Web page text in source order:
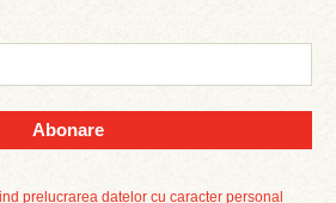
Abonare
prelucrarea datelor cu caracter personal